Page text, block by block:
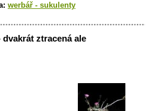
werbář - sukulenty
ztracená ale